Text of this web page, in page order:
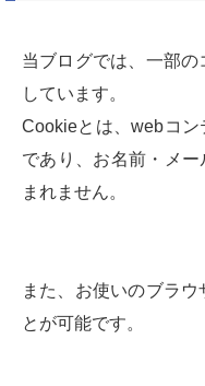
当ブログでは、一部
しています。
Cookieとは、webコ
であり、お名前・メ
まれません。
また、お使いのブラ
とが可能です。